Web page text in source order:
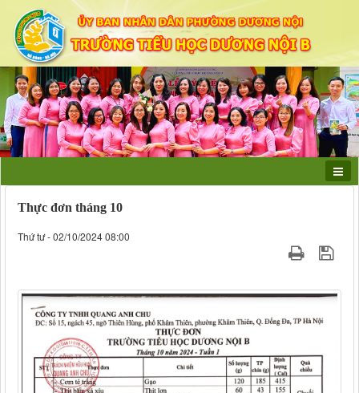
Thực đơn tháng 10
Thứ tư - 02/10/2024 08:00